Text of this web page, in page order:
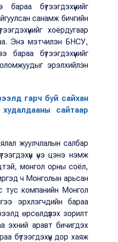
бүтээгдэхүүнийг
санамж бичгийн
хоёрдугаар
Энэ мэтчилэн БНСУ,
бүтээгдэхүүнийг
эрэлхийлэн
гарч буй сайхан
сайтаар
жуулчлалын салбар
үнэ цэнэ нэмж
монгол орны соёл,
иргэд ч Монголын арьсан
тус компанийн Монгол
эрхлэгчдийн бараа
өрсөлдүүлэх зорилт
эхний аравт бичигдэх
бүтээгдэхүүн дор хаяж